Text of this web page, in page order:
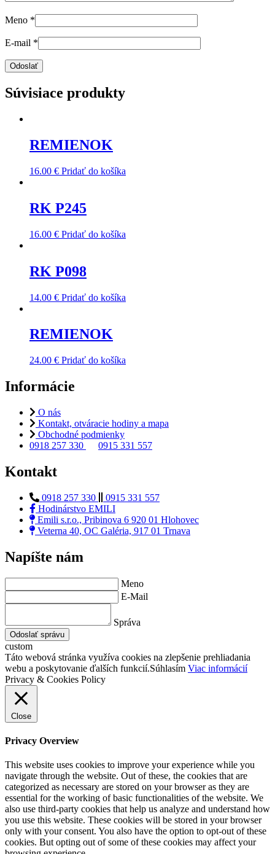
Meno *
E-mail *
Súvisiace produkty
REMIENOK
16.00 € Pridať do košíka
RK P245
16.00 € Pridať do košíka
RK P098
14.00 € Pridať do košíka
REMIENOK
24.00 € Pridať do košíka
Informácie
O nás
Kontakt, otváracie hodiny a mapa
Obchodné podmienky
0918 257 330
0915 331 557
Kontakt
0918 257 330
0915 331 557
Hodinárstvo EMILI
Emili s.r.o., Pribinova 6 920 01 Hlohovec
Veterna 40, OC Galéria, 917 01 Trnava
Napíšte nám
Meno
E-Mail
Správa
Odoslať správu
custom
Táto webová stránka využíva cookies na zlepšenie prehliadania
webu a poskytovanie ďalších funkcií.Súhlasím Viac informácií
Privacy & Cookies Policy
Close
Privacy Overview
This website uses cookies to improve your experience while you
navigate through the website. Out of these, the cookies that are
categorized as necessary are stored on your browser as they are
essential for the working of basic functionalities of the website. We
also use third-party cookies that help us analyze and understand how
you use this website. These cookies will be stored in your browser
only with your consent. You also have the option to opt-out of these
cookies. But opting out of some of these cookies may affect your